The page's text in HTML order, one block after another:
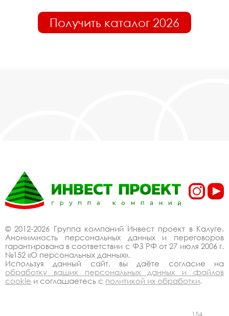
Получить каталог 2026
© 2012-2026 Группа компаний Инвест проект в Калуге.
Анонимность персональных данных и переговоров
гарантирована в соответствии с ФЗ РФ от 27 июля 2006 г.
№152 «О персональных данных».
Используя данный сайт, вы даёте согласие на
обработку ваших персональных данных и файлов
cookie и соглашаетесь с политикой их обработки.
154